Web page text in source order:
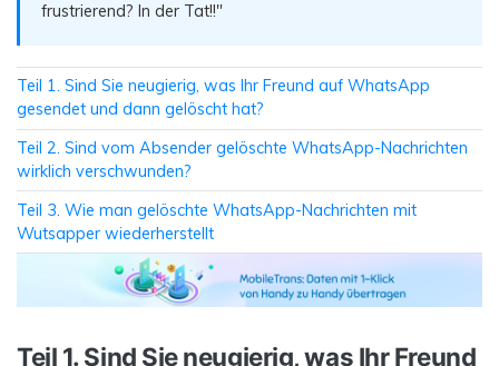
frustrierend? In der Tat!!"
Teil 1. Sind Sie neugierig, was Ihr Freund auf WhatsApp
gesendet und dann gelöscht hat?
Teil 2. Sind vom Absender gelöschte WhatsApp-Nachrichten
wirklich verschwunden?
Teil 3. Wie man gelöschte WhatsApp-Nachrichten mit
Wutsapper wiederherstellt
Teil 1. Sind Sie neugierig, was Ihr Freund